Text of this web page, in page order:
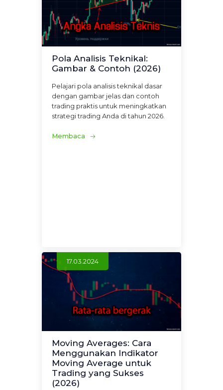
Pola Analisis Teknikal:
Gambar & Contoh (2026)
Pelajari pola analisis teknikal dasar
dengan gambar jelas dan contoh
trading praktis untuk meningkatkan
strategi trading Anda di tahun 2026.
Membaca
17.03.2024
Moving Averages: Cara
Menggunakan Indikator
Moving Average untuk
Trading yang Sukses
(2026)